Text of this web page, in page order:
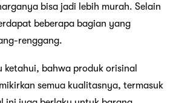
bisa jadi lebih murah. Selain
beberapa bagian yang
renggang.
ketahui, bahwa produk orisinal
semua kualitasnya, termasuk